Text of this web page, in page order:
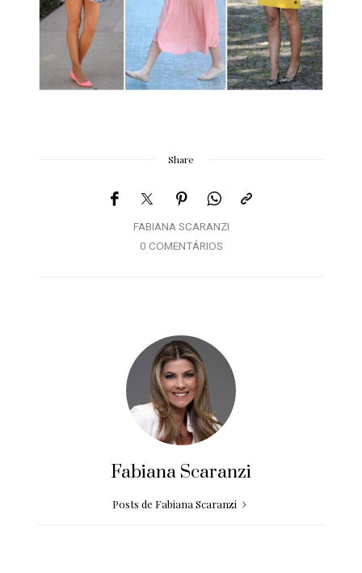
Share
FABIANA SCARANZI
0 COMENTÁRIOS
Fabiana Scaranzi
Posts de Fabiana Scaranzi